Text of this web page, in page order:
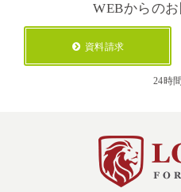
WEBからの
資料請求
24時